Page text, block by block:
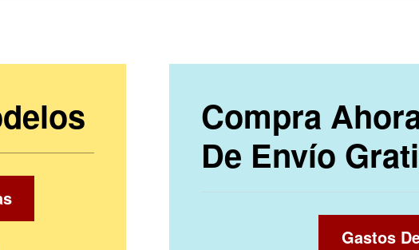
Compra
De Envío
Gastos